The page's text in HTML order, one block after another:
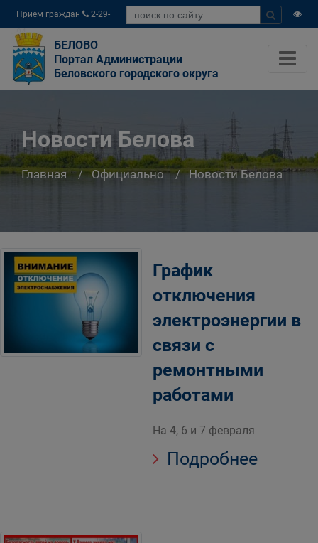
Прием граждан
2-29-
04
БЕЛОВО
Портал Администрации
Беловского городского округа
Новости Белова
Главная Официально Новости Белова
График
отключения
электроэнергии в
связи с
ремонтными
работами
На 4, 6 и 7 февраля
Подробнее